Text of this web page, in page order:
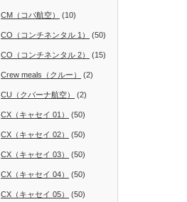
CM（コパ航空） (10)
CO（コンチネンタル 1） (50)
CO（コンチネンタル 2） (15)
Crew meals（クルー） (2)
CU（クバーナ航空） (2)
CX（キャセイ 01） (50)
CX（キャセイ 02） (50)
CX（キャセイ 03） (50)
CX（キャセイ 04） (50)
CX（キャセイ 05） (50)